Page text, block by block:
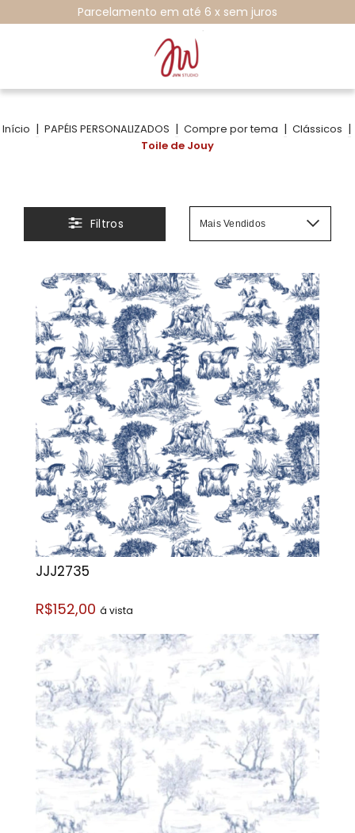
Parcelamento em até 6 x sem juros
Início | PAPÉIS PERSONALIZADOS | Compre por tema | Clássicos |
Toile de Jouy
Filtros
JJJ2735
R$152,00 á vista